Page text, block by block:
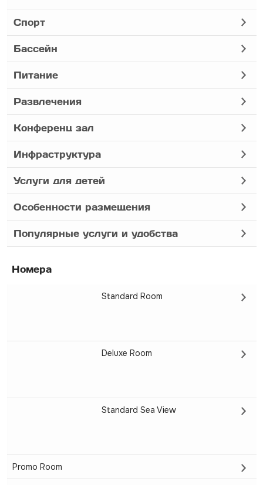
Спорт
Бассейн
Питание
Развлечения
Конференц зал
Инфраструктура
Услуги для детей
Особенности размещения
Популярные услуги и удобства
Номера
Standard Room
Deluxe Room
Standard Sea View
Promo Room